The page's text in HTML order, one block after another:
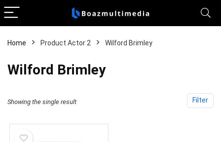
Home Product Actor 2 Wilford Brimley
Wilford Brimley
Filter
Showing the single result